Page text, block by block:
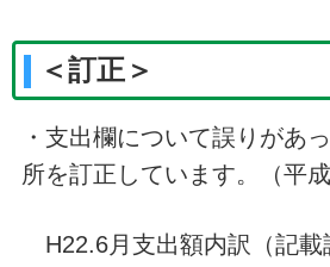
＜訂正＞
・支出欄について誤りがあ
所を訂正しています。（平
H22.6月支出額内訳（記